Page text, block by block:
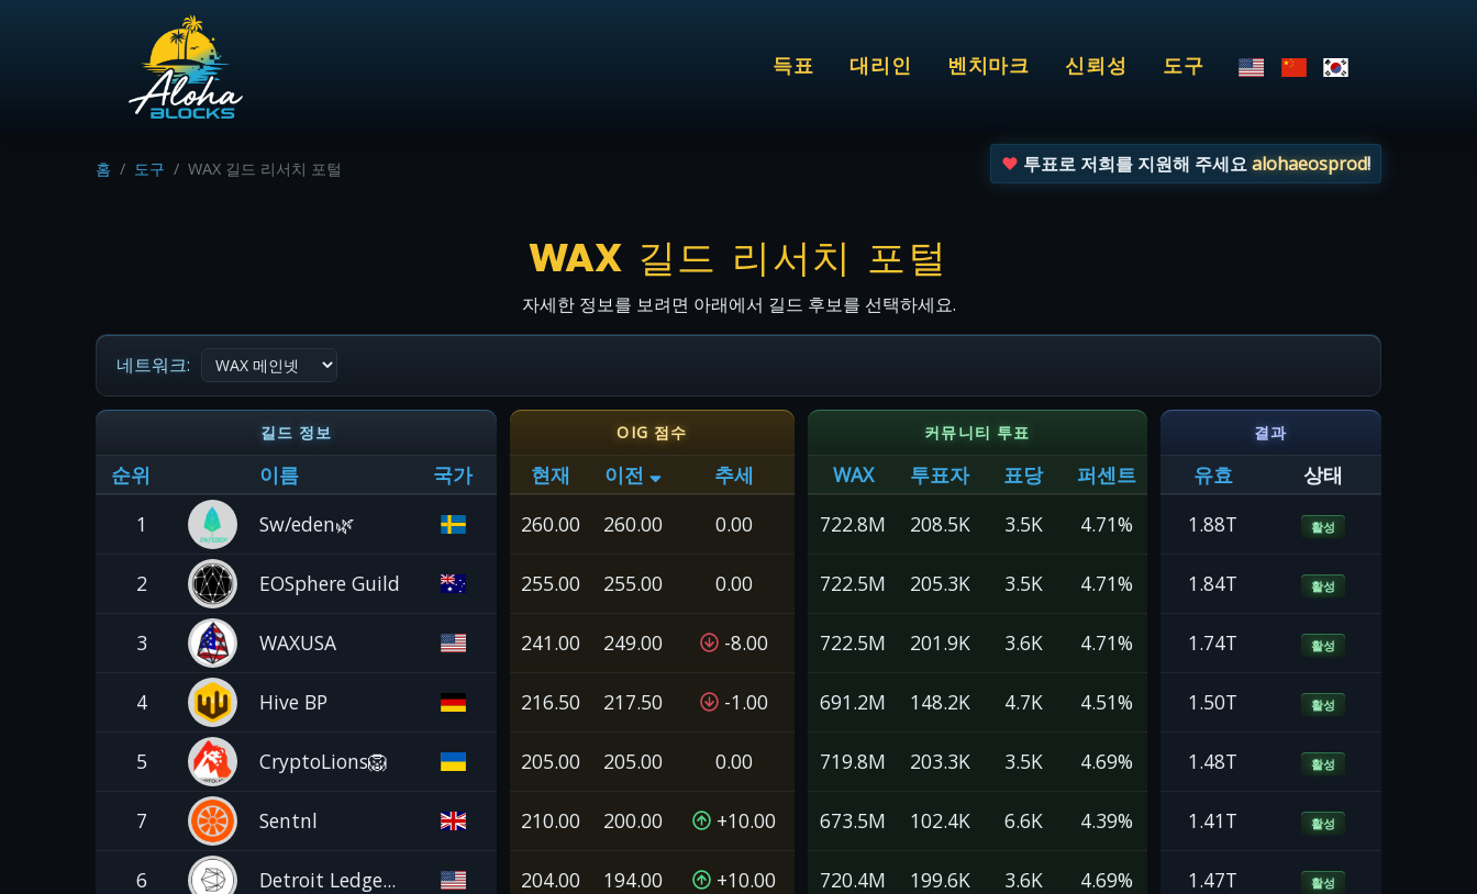
득표 대리인 벤치마크 신뢰성 도구
홈 도구 WAX 길드 리서치 포털 투표로 저희를 지원해 주세요alohaeosprod!
WAX 길드 리서치 포털
자세한 정보를 보려면 아래에서 길드 후보를 선택하세요.
네트워크:
길드 정보 OIG 점수 커뮤니티 투표 결과
순위 이름 국가 현재 이전 추세 WAX 투표자 표당 퍼센트 유효
상태
1
Sw/eden🌿 260.00 260.00 0.00 722.8M 208.5K 3.5K 4.71% 1.88T 활성
2 EOSphere Guild 255.00 255.00 0.00 722.5M 205.3K 3.5K 4.71% 1.84T 활성
3 WAXUSA 241.00 249.00 -8.00 722.5M 201.9K 3.6K 4.71% 1.74T 활성
4 Hive BP 216.50 217.50 -1.00 691.2M 148.2K 4.7K 4.51% 1.50T 활성
5 CryptoLions🦁 205.00 205.00 0.00 719.8M 203.3K 3.5K 4.69% 1.48T 활성
7 Sentnl 210.00 200.00 +10.00 673.5M 102.4K 6.6K 4.39% 1.41T 활성
6 Detroit Ledge... 204.00 194.00 +10.00 720.4M 199.6K 3.6K 4.69% 1.47T 활성